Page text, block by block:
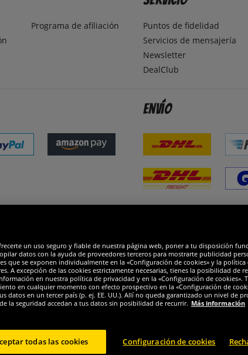
Programa de afiliación
Puntos de fidelidad
Servicios de mensajería
Newsletter
DealClub
Envío
un uso seguro y fiable de nuestra página web, poner a tu disposición
datos con la ayuda de proveedores terceros para mostrarte publicidad
que se exponen individualmente en la «Configuración de cookies» y la
A excepción de las cookies estrictamente necesarias, tienes la posibilidad de
en nuestra política de privacidad y en la «Configuración de
en cualquier momento con efecto prospectivo en la «Configuración de
en un tercer país (p. ej. EE. UU.). Allí no queda garantizado un nivel de
la seguridad accedan a tus datos sin posibilidad de recurrir. Más información
Configuración de cookies
todas las cookies